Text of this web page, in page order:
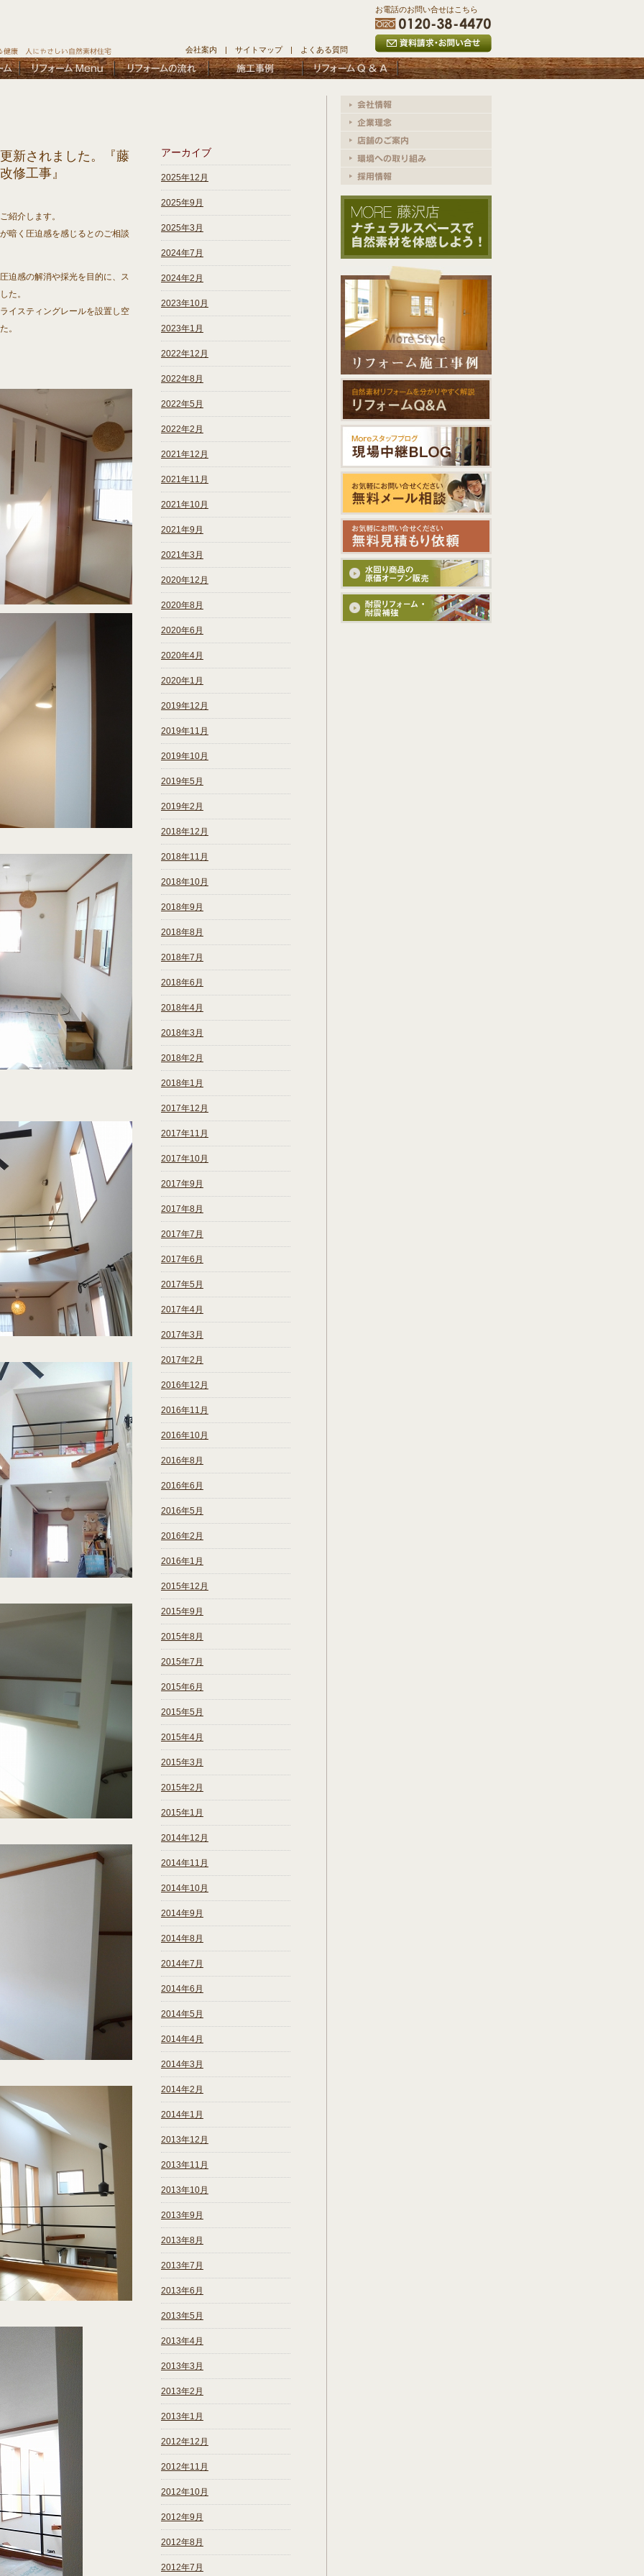
会社案内 | サイトマップ| よくある質問
お電話のお問い合せはこちら
新されました。『藤
修工事』
紹介します。
暗く圧迫感を感じるとのご相談
迫感の解消や採光を目的に、ス
た。
イスティングレールを設置し空
。
アーカイブ
2025年12月
2025年9月
2025年3月
2024年7月
2024年2月
2023年10月
2023年1月
2022年12月
2022年8月
2022年5月
2022年2月
2021年12月
2021年11月
2021年10月
2021年9月
2021年3月
2020年12月
2020年8月
2020年6月
2020年4月
2020年1月
2019年12月
2019年11月
2019年10月
2019年5月
2019年2月
2018年12月
2018年11月
2018年10月
2018年9月
2018年8月
2018年7月
2018年6月
2018年4月
2018年3月
2018年2月
2018年1月
2017年12月
2017年11月
2017年10月
2017年9月
2017年8月
2017年7月
2017年6月
2017年5月
2017年4月
2017年3月
2017年2月
2016年12月
2016年11月
2016年10月
2016年8月
2016年6月
2016年5月
2016年2月
2016年1月
2015年12月
2015年9月
2015年8月
2015年7月
2015年6月
2015年5月
2015年4月
2015年3月
2015年2月
2015年1月
2014年12月
2014年11月
2014年10月
2014年9月
2014年8月
2014年7月
2014年6月
2014年5月
2014年4月
2014年3月
2014年2月
2014年1月
2013年12月
2013年11月
2013年10月
2013年9月
2013年8月
2013年7月
2013年6月
2013年5月
2013年4月
2013年3月
2013年2月
2013年1月
2012年12月
2012年11月
2012年10月
2012年9月
2012年8月
2012年7月